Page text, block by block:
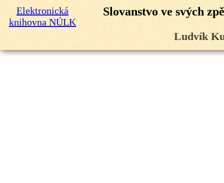
Elektronická
knihovna NÚLK
Slovanstvo ve svých
Ludvík